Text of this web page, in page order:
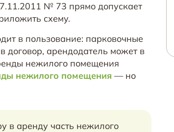
№ 73 прямо допускает
схему.
в пользование: парковочные
договор, арендодатель может в
нежилого помещения
нежилого помещения — но
в аренду часть нежилого